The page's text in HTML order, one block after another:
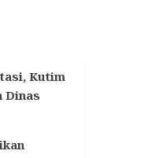
Kutim
Dinas